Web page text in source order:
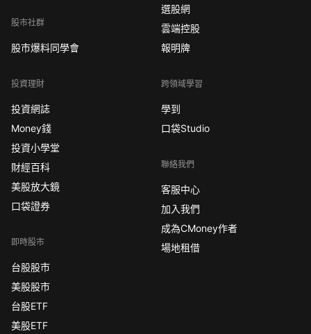
股市社群
股市爆料同學會
投資理財
投資網誌
Money錢
投資小學堂
財經百科
美股放大鏡
口袋證券
即時股市
台股股市
美股股市
台股ETF
美股ETF
選股網
雲端控股
報明牌
跨領域學習
學到
口袋Studio
聯絡我們
客服中心
加入我們
成為CMoney作者
場地租借